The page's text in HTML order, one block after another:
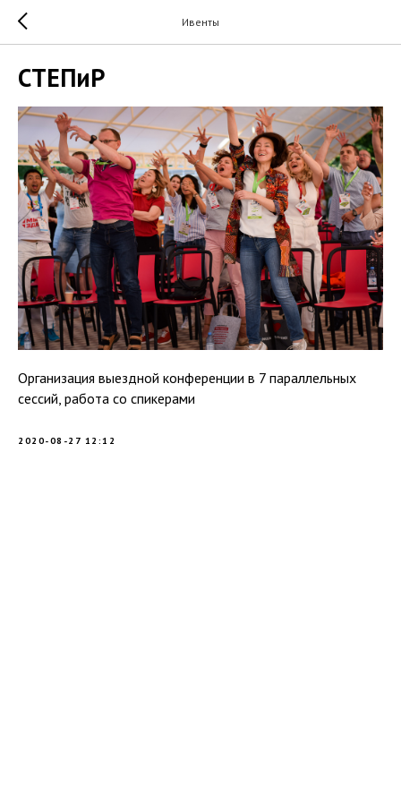
Ивенты
СТЕПиР
Организация выездной конференции в 7 параллельных
сессий, работа со спикерами
2020-08-27 12:12